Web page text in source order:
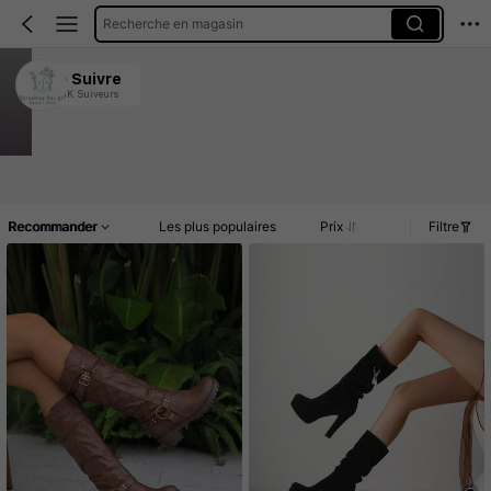
Recherche en magasin
Screaming Hot Girl Women's Shoes
4.87
Suivre
2.1K Suiveurs
Recommander Les plus populaires Prix Filtre